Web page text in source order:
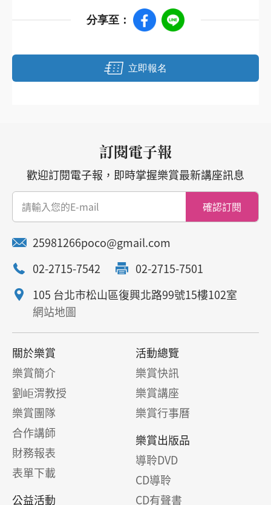
分享至：
立即報名
訂閱電子報
歡迎訂閱電子報，即時掌握樂賞最新講座訊息
確認訂閱
25981266poco@gmail.com
02-2715-7542
02-2715-7501
105 台北市松山區復興北路99號15樓102室
網站地圖
關於樂賞
樂賞簡介
劉岠渭教授
樂賞團隊
合作講師
財務報表
表單下載
活動總覽
樂賞快訊
樂賞講座
樂賞行事曆
樂賞出版品
導聆DVD
CD導聆
CD有聲書
公益活動